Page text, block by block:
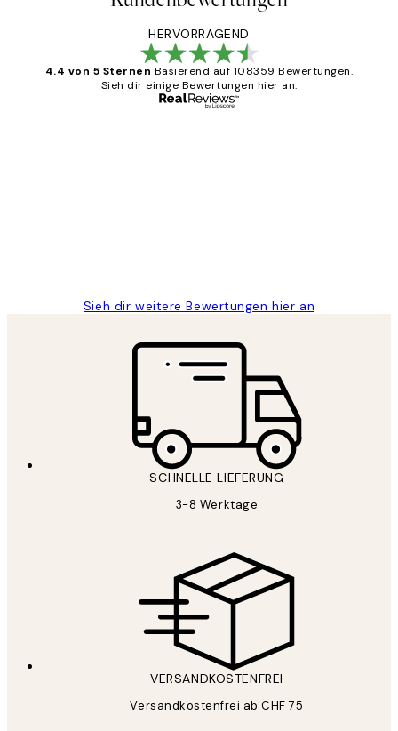
HERVORRAGEND
4.4 von 5 Sternen Basierend auf 108359 Bewertungen.
Sieh dir einige Bewertungen hier an.
Sieh dir weitere Bewertungen hier an
SCHNELLE LIEFERUNG
3-8 Werktage
VERSANDKOSTENFREI
Versandkostenfrei ab CHF 75